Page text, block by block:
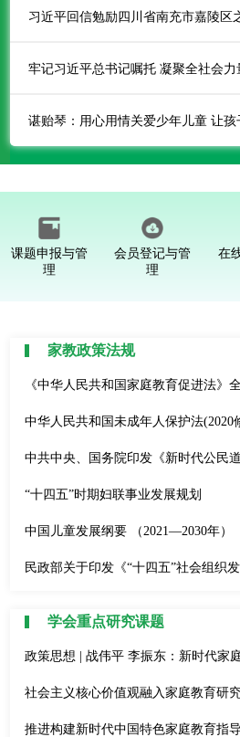
课题申报与管
理
会员登记与管
理
在
家教政策法规
《中华人民共和国家庭教育促进法》
中华人民共和国未成年人保护法(2020
中共中央、国务院印发《新时代公民
“十四五”时期妇联事业发展规划
中国儿童发展纲要 （2021—2030年）
民政部关于印发《“十四五”社会组织
学会重点研究课题
社会主义核心价值观融入家庭教育研
推进构建新时代中国特色家庭教育指